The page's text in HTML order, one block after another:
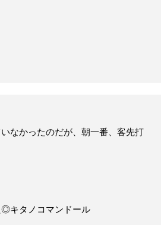
なかったのだが、朝一番、客先打
◎キタノコマンドール